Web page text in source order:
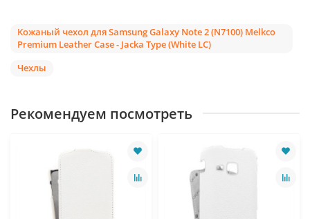
Кожаный чехол для Samsung Galaxy Note 2 (N7100) Melkco
Premium Leather Case - Jacka Type (White LC)
Чехлы
Рекомендуем посмотреть